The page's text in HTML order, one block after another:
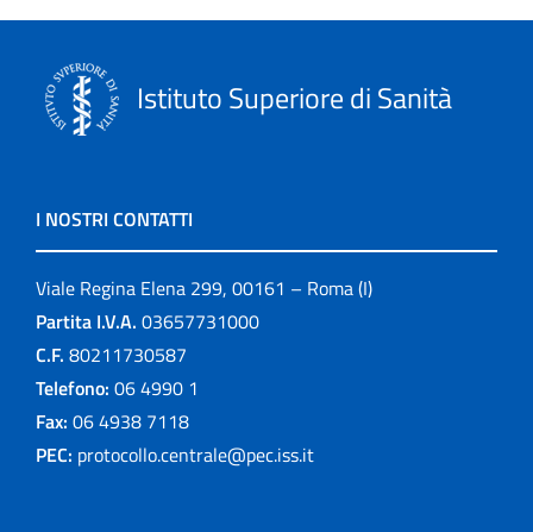
Istituto Superiore di Sanità
I NOSTRI CONTATTI
Viale Regina Elena 299, 00161 – Roma (I)
Partita I.V.A. 03657731000
C.F. 80211730587
Telefono: 06 4990 1
Fax: 06 4938 7118
PEC: protocollo.centrale@pec.iss.it